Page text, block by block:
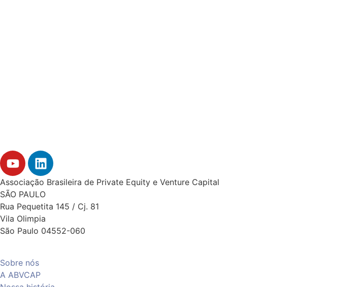
Associação Brasileira de Private Equity e Venture Capital
SÃO PAULO
Rua Pequetita 145 / Cj. 81
Vila Olimpia
São Paulo 04552-060
Sobre nós
A ABVCAP